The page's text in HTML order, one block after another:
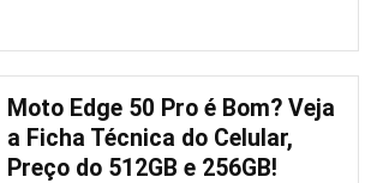
Moto Edge 50 Pro é Bom? Veja
a Ficha Técnica do Celular,
Preço do 512GB e 256GB!